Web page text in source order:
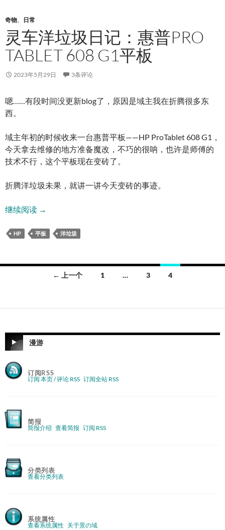
奇物、 日常
灵车洋垃圾日记：惠普PRO
TABLET 608 G1平板
2023年5月29日 3条评论
嗯……有段时间没更新blog了，原因是域主我在折腾很多东
西。
域主年初的时候收来一台惠普平板——HP ProTablet 608 G1，
今天拿去维修的地方准备魔改，不巧的很呐，也许是师傅的
技术不行，这个平板现在变砖了。
折腾洋垃圾未果，就讲一讲今天变砖的事迹。
继续阅读灵车洋垃圾日记：惠普Pro Tablet 608 G1平板
→
HP 平板 洋垃圾
导
← 上一个 1 … 3 4
漫游
订阅RSS
订阅 本页 / 评论 RSS 订阅全站 RSS
简报
简报介绍 查看简报 订阅 RSS
分类列表
查看分类列表
系统属性
查看系统属性 关于景の域